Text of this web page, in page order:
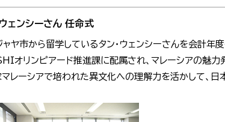
ェンシーさん 任命式
ヤ市から留学しているタン・ウェンシーさんを会計年
オリンピアード推進課に配属され、マレーシアの魅
レーシアで培われた異文化への理解力を活かして、日